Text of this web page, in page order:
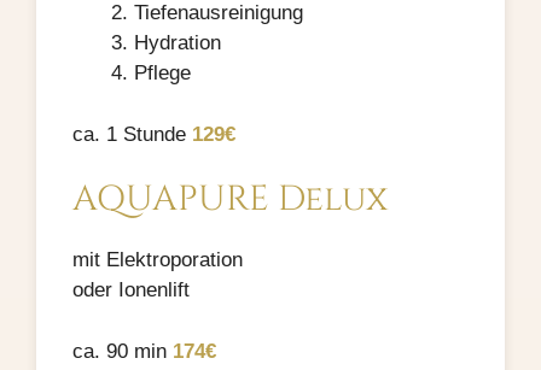
Tiefenausreinigung
Hydration
Pflege
ca. 1 Stunde 129€
AQUAPURE Delux
mit Elektroporation
oder Ionenlift
ca. 90 min 174€